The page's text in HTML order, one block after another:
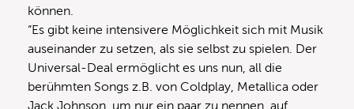
können.
“Es gibt keine intensivere Möglichkeit sich mit Musik
auseinander zu setzen, als sie selbst zu spielen. Der
Universal-Deal ermöglicht es uns nun, all die
berühmten Songs z.B. von Coldplay, Metallica oder
Jack Johnson, um nur ein paar zu nennen, auf